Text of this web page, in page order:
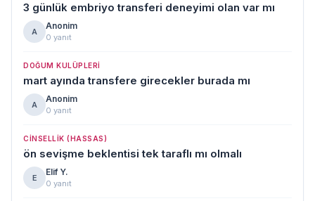
3 günlük embriyo transferi deneyimi olan var mı
A
Anonim
0 yanıt
DOĞUM KULÜPLERI
mart ayında transfere girecekler burada mı
A
Anonim
0 yanıt
CINSELLIK (HASSAS)
ön sevişme beklentisi tek taraflı mı olmalı
E
Elif Y.
0 yanıt